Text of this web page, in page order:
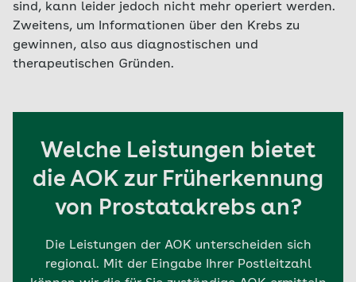
sind, kann leider jedoch nicht mehr operiert werden.
Zweitens, um Informationen über den Krebs zu
gewinnen, also aus diagnostischen und
therapeutischen Gründen.
Welche Leistungen bietet
die AOK zur Früherkennung
von Prostatakrebs an?
Die Leistungen der AOK unterscheiden sich
regional. Mit der Eingabe Ihrer Postleitzahl